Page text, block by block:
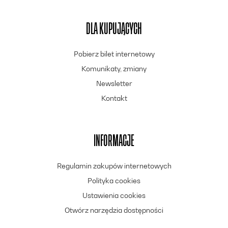
DLA KUPUJĄCYCH
Pobierz bilet internetowy
Komunikaty, zmiany
Newsletter
Kontakt
INFORMACJE
Regulamin zakupów internetowych
Polityka cookies
Ustawienia cookies
Otwórz narzędzia dostępności